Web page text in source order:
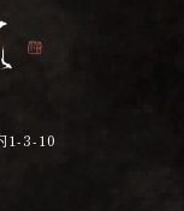
1-3-10